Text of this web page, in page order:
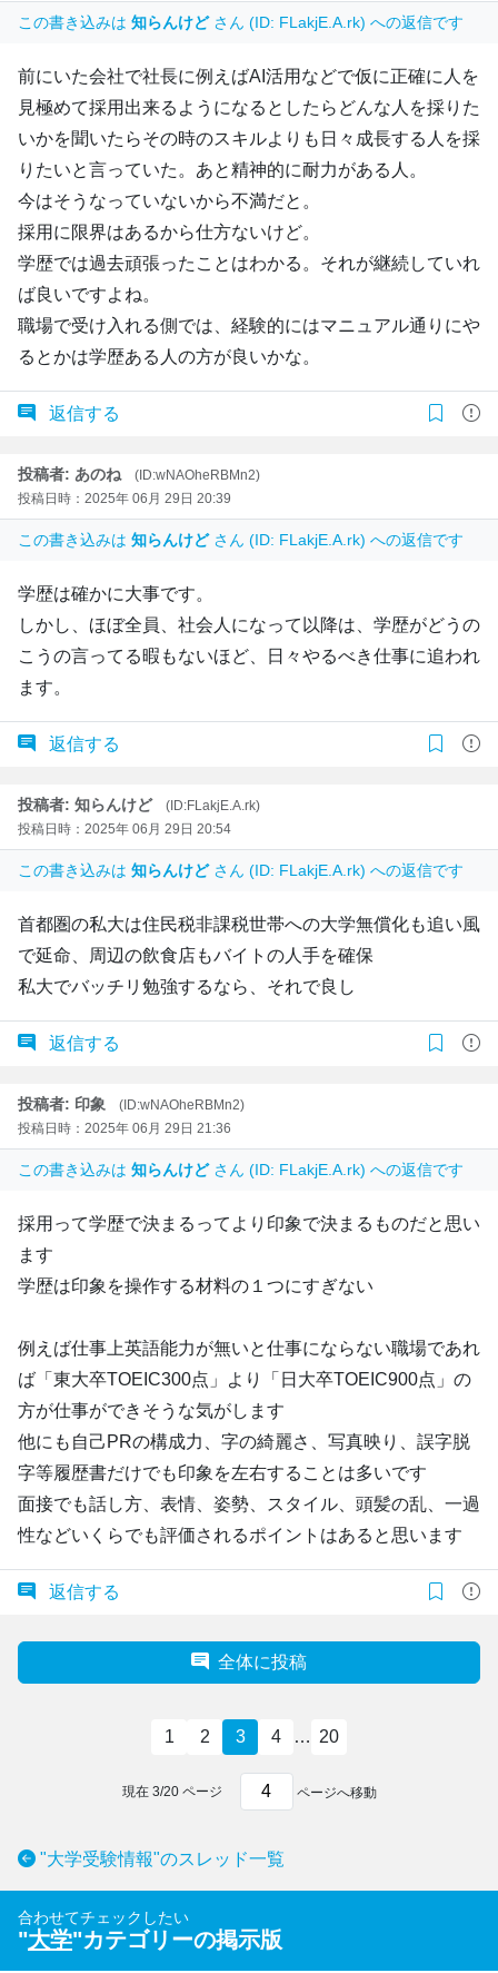
この書き込みは 知らんけど さん (ID: FLakjE.A.rk) への返信です
前にいた会社で社長に例えばAI活用などで仮に正確に人を
見極めて採用出来るようになるとしたらどんな人を採りた
いかを聞いたらその時のスキルよりも日々成長する人を採
りたいと言っていた。あと精神的に耐力がある人。
今はそうなっていないから不満だと。
採用に限界はあるから仕方ないけど。
学歴では過去頑張ったことはわかる。それが継続していれ
ば良いですよね。
職場で受け入れる側では、経験的にはマニュアル通りにや
るとかは学歴ある人の方が良いかな。
返信する
投稿者: あのね
(ID:wNAOheRBMn2)
投稿日時：2025年 06月 29日 20:39
この書き込みは 知らんけど さん (ID: FLakjE.A.rk) への返信です
学歴は確かに大事です。
しかし、ほぼ全員、社会人になって以降は、学歴がどうの
こうの言ってる暇もないほど、日々やるべき仕事に追われ
ます。
返信する
投稿者: 知らんけど
(ID:FLakjE.A.rk)
投稿日時：2025年 06月 29日 20:54
この書き込みは 知らんけど さん (ID: FLakjE.A.rk) への返信です
首都圏の私大は住民税非課税世帯への大学無償化も追い風
で延命、周辺の飲食店もバイトの人手を確保
私大でバッチリ勉強するなら、それで良し
返信する
投稿者: 印象
(ID:wNAOheRBMn2)
投稿日時：2025年 06月 29日 21:36
この書き込みは 知らんけど さん (ID: FLakjE.A.rk) への返信です
採用って学歴で決まるってより印象で決まるものだと思い
ます
学歴は印象を操作する材料の１つにすぎない
例えば仕事上英語能力が無いと仕事にならない職場であれ
ば「東大卒TOEIC300点」より「日大卒TOEIC900点」の
方が仕事ができそうな気がします
他にも自己PRの構成力、字の綺麗さ、写真映り、誤字脱
字等履歴書だけでも印象を左右することは多いです
面接でも話し方、表情、姿勢、スタイル、頭髪の乱、一過
性などいくらでも評価されるポイントはあると思います
返信する
全体に投稿
1 2 3 4 … 20
現在 3/20 ページ ページへ移動
"大学受験情報"のスレッド一覧
合わせてチェックしたい
"大学"カテゴリーの掲示版